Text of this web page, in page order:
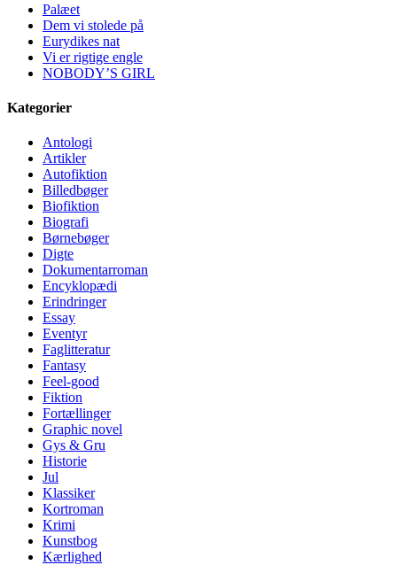
Palæet
Dem vi stolede på
Eurydikes nat
Vi er rigtige engle
NOBODY’S GIRL
Kategorier
Antologi
Artikler
Autofiktion
Billedbøger
Biofiktion
Biografi
Børnebøger
Digte
Dokumentarroman
Encyklopædi
Erindringer
Essay
Eventyr
Faglitteratur
Fantasy
Feel-good
Fiktion
Fortællinger
Graphic novel
Gys & Gru
Historie
Jul
Klassiker
Kortroman
Krimi
Kunstbog
Kærlighed